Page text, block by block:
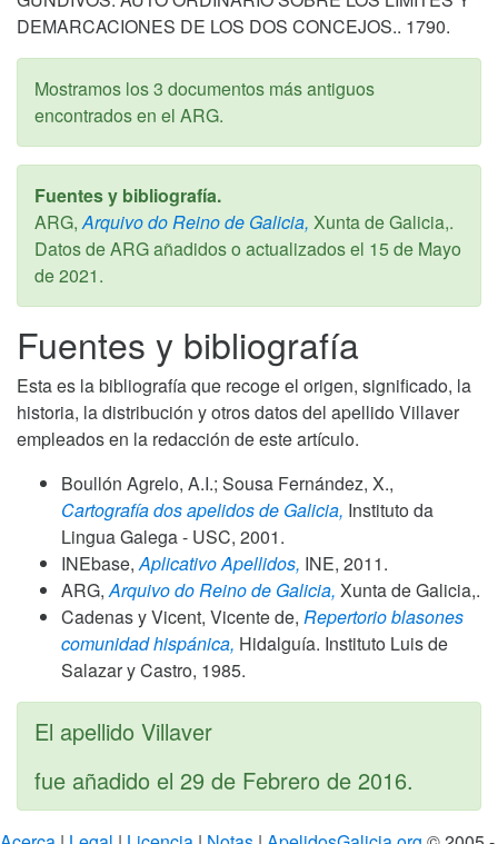
DEMARCACIONES DE LOS DOS CONCEJOS.. 1790.
Mostramos los 3 documentos más antiguos
encontrados en el ARG.
Fuentes y bibliografía.
ARG, Arquivo do Reino de Galicia, Xunta de Galicia,.
Datos de ARG añadidos o actualizados el 15 de Mayo
de 2021.
Fuentes y bibliografía
Esta es la bibliografía que recoge el origen, significado, la
historia, la distribución y otros datos del apellido Villaver
empleados en la redacción de este artículo.
Boullón Agrelo, A.I.; Sousa Fernández, X.,
Cartografía dos apelidos de Galicia, Instituto da
Lingua Galega - USC, 2001.
INEbase, Aplicativo Apellidos, INE, 2011.
ARG, Arquivo do Reino de Galicia, Xunta de Galicia,.
Cadenas y Vicent, Vicente de, Repertorio blasones
comunidad hispánica, Hidalguía. Instituto Luis de
Salazar y Castro, 1985.
El apellido Villaver
fue añadido el 29 de Febrero de 2016.